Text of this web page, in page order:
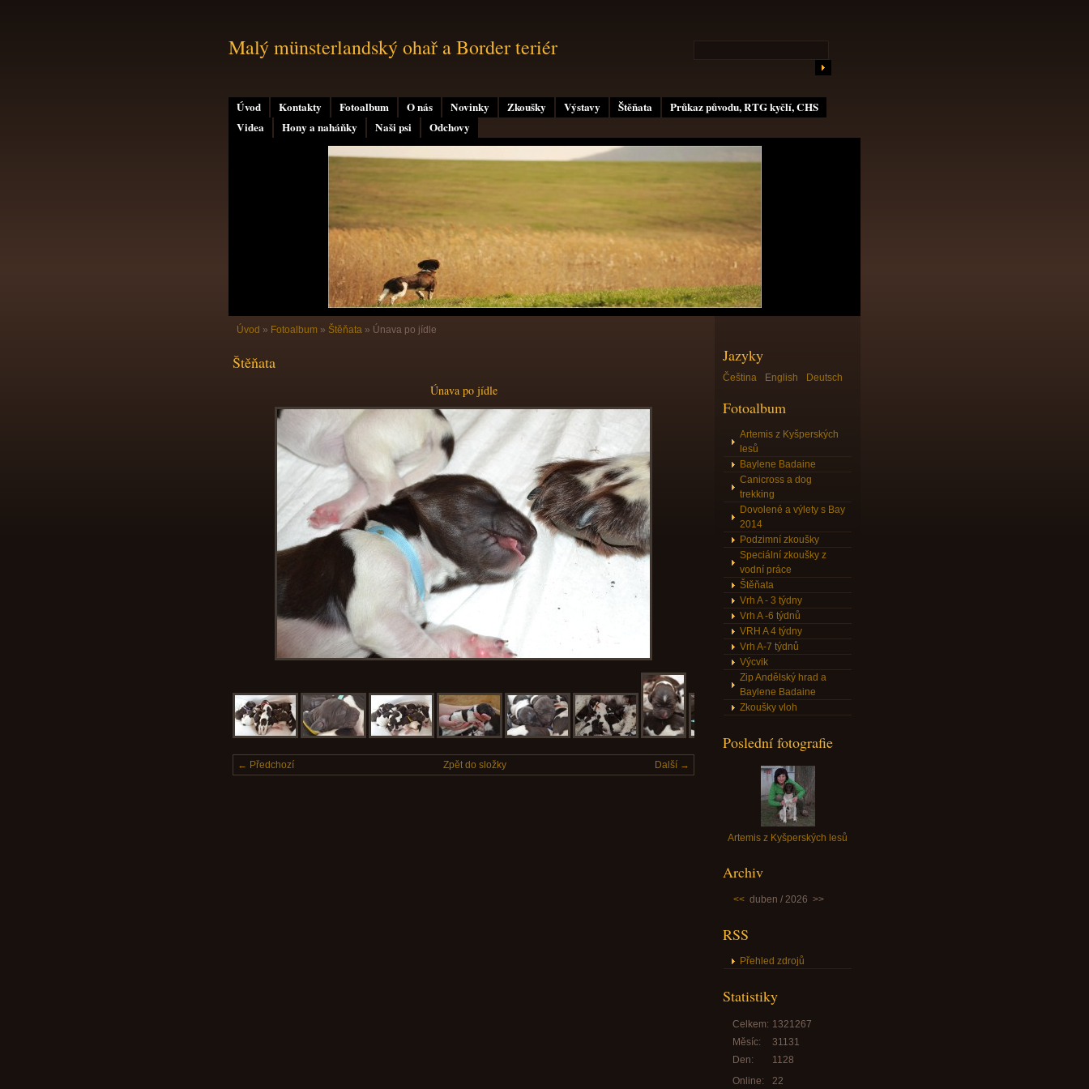
Úvod Kontakty Fotoalbum O nás Novinky Zkoušky Výstavy Štěňata
Průkaz původu, RTG kyčlí, CHS
Videa
Hony a naháňky Naši psi Odchovy
Malý münsterlandský ohař a Border teriér
Úvod » Fotoalbum » Štěňata » Únava po jídle
Štěňata
Únava po jídle
← Předchozí Další →
Zpět do složky
Jazyky
Čeština English Deutsch
Fotoalbum
Artemis z Kyšperských
lesů
Baylene Badaine
Canicross a dog
trekking
Dovolené a výlety s Bay
2014
Podzimní zkoušky
Speciální zkoušky z
vodní práce
Štěňata
Vrh A - 3 týdny
Vrh A -6 týdnů
VRH A 4 týdny
Vrh A-7 týdnů
Výcvik
Zip Andělský hrad a
Baylene Badaine
Zkoušky vloh
Poslední fotografie
Artemis z Kyšperských lesů
Archiv
<< duben / 2026 >>
RSS
Přehled zdrojů
Statistiky
Online: 22
Celkem: 1321267
Měsíc:
31131
Den:
1128